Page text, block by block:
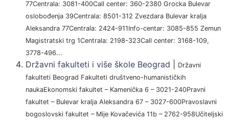
77Centrala: 3081-400Call center: 360-2380 Grocka Bulevar
oslobođenja 39Centrala: 8501-312 Zvezdara Bulevar kralja
Aleksandra 77Centrala: 2424-911Info-centar: 3085-855 Zemun
Magistratski trg 1Centrala: 2198-323Call center: 3168-109,
3778-496...
Državni fakulteti i više škole Beograd
Državni
fakulteti Beograd Fakulteti društveno-humanističkih
naukaEkonomski fakultet – Kamenička 6 – 3021-240Pravni
fakultet – Bulevar kralja Aleksandra 67 – 3027-600Pravoslavni
bogoslovski fakultet – Mije Kovačevića 11b – 2762-958Učiteljski